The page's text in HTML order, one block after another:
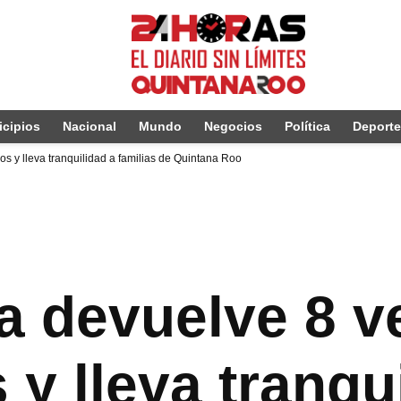
Nacional Mundo Negocios Política
y lleva tranquilidad a familias de Quintana Roo
devuelve 8
y lleva